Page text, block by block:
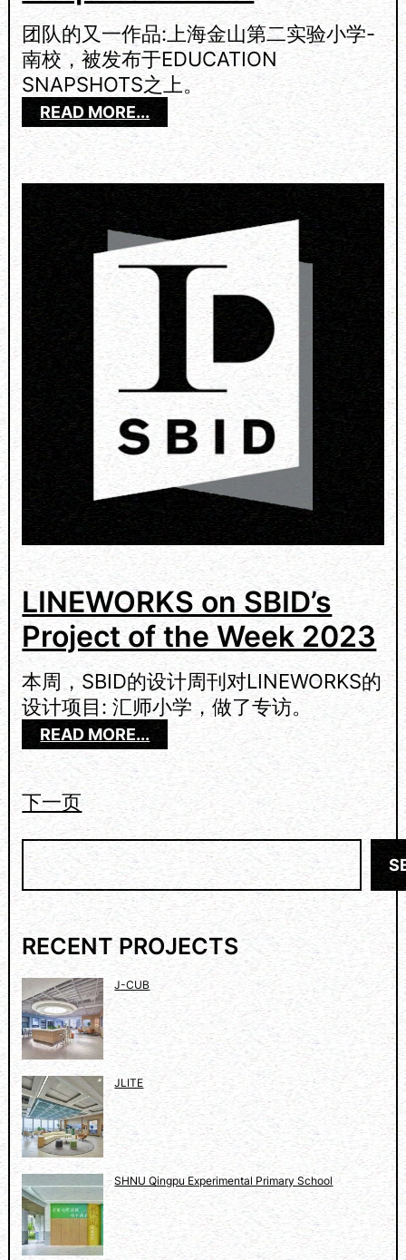
2
0
2
3
团队的又一作品:上海金山第二实验小学-
南校，被发布于EDUCATION
SNAPSHOTS之上。
READ MORE...：
L
N
W
O
K
S
N
D
C
A
I
N
S
N
A
P
S
H
O
T
S
2
0
LINEWORKS on SBID’s
Project of the Week 2023
本周，SBID的设计周刊对LINEWORKS的
设计项目: 汇师小学，做了专访。
READ MORE... ：
L
E
W
R
K
O
S
S
P
O
E
C
下一页
搜
索
RECENT PROJECTS
J-CUB
JLITE
SHNU Qingpu Experimental Primary School